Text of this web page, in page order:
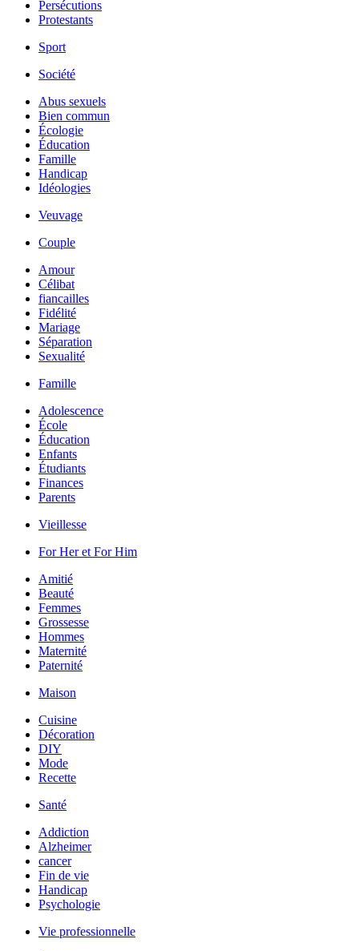
Persécutions
Protestants
Sport
Société
Abus sexuels
Bien commun
Écologie
Éducation
Famille
Handicap
Idéologies
Veuvage
Couple
Amour
Célibat
fiancailles
Fidélité
Mariage
Séparation
Sexualité
Famille
Adolescence
École
Éducation
Enfants
Étudiants
Finances
Parents
Vieillesse
For Her et For Him
Amitié
Beauté
Femmes
Grossesse
Hommes
Maternité
Paternité
Maison
Cuisine
Décoration
DIY
Mode
Recette
Santé
Addiction
Alzheimer
cancer
Fin de vie
Handicap
Psychologie
Vie professionnelle